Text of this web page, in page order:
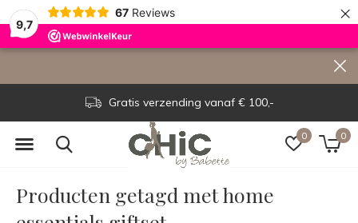
9,7
67 Reviews ×
0 0
Gratis verzending vanaf € 100,-
Producten getagd met home